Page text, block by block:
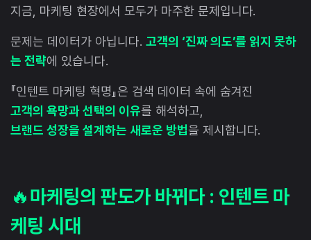
지금, 마케팅 현장에서 모두가 마주한 문제입니다.
문제는 데이터가 아닙니다. 고객의 ‘진짜 의도’를 읽지 못하
는 전략에 있습니다.
『인텐트 마케팅 혁명』은 검색 데이터 속에 숨겨진
고객의 욕망과 선택의 이유를 해석하고,
브랜드 성장을 설계하는 새로운 방법을 제시합니다.
🔥마케팅의 판도가 바뀌다 : 인텐트 마
케팅 시대